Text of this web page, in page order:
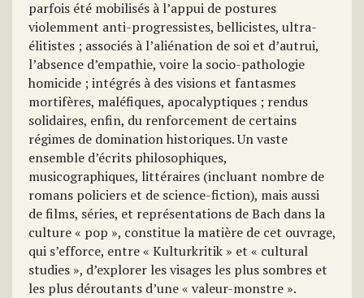
parfois été mobilisés à l’appui de postures
violemment anti-progressistes, bellicistes, ultra-
élitistes ; associés à l’aliénation de soi et d’autrui,
l’absence d’empathie, voire la socio-pathologie
homicide ; intégrés à des visions et fantasmes
mortifères, maléfiques, apocalyptiques ; rendus
solidaires, enfin, du renforcement de certains
régimes de domination historiques. Un vaste
ensemble d’écrits philosophiques,
musicographiques, littéraires (incluant nombre de
romans policiers et de science-fiction), mais aussi
de films, séries, et représentations de Bach dans la
culture « pop », constitue la matière de cet ouvrage,
qui s’efforce, entre « Kulturkritik » et « cultural
studies », d’explorer les visages les plus sombres et
les plus déroutants d’une « valeur-monstre ».